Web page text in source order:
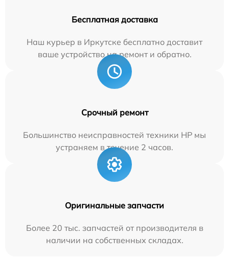
Бесплатная доставка
Наш курьер в Иркутске бесплатно доставит
ваше устройство на ремонт и обратно.
Срочный ремонт
Большинство неисправностей техники HP мы
устраняем в течение 2 часов.
Оригинальные запчасти
Более 20 тыс. запчастей от производителя в
наличии на собственных складах.